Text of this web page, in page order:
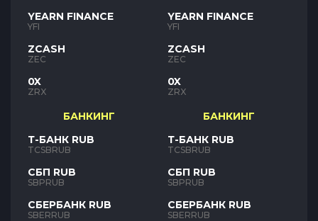
YEARN FINANCE
YFI
ZCASH
ZEC
0X
ZRX
БАНКИНГ
Т-БАНК RUB
TCSBRUB
СБП RUB
SBPRUB
СБЕРБАНК RUB
SBERRUB
YEARN FINANCE
YFI
ZCASH
ZEC
0X
ZRX
БАНКИНГ
Т-БАНК RUB
TCSBRUB
СБП RUB
SBPRUB
СБЕРБАНК RUB
SBERRUB